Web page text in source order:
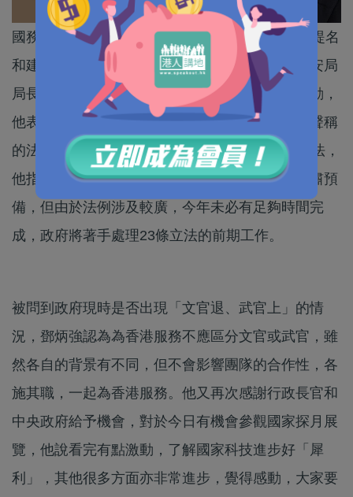
國務院昨（25日）公布，根據行政長官林鄭月娥提名
和建議，國務院已任命警務處處長鄧炳強升任保安局
局長。鄧炳強今日首次以保安局局長身份出席活動，
他表示今年要推進幾項法例修訂，包括涉及酷刑聲稱
的法例、消防修例，至於《基本法》23條本地立法，
他指「香港必須做、要盡快做」，政府會認真嚴肅預
備，但由於法例涉及較廣，今年未必有足夠時間完
成，政府將著手處理23條立法的前期工作。
被問到政府現時是否出現「文官退、武官上」的情
況，鄧炳強認為為香港服務不應區分文官或武官，雖
然各自的背景有不同，但不會影響團隊的合作性，各
施其職，一起為香港服務。他又再次感謝行政長官和
中央政府給予機會，對於今日有機會參觀國家探月展
覽，他說看完有點激動，了解國家科技進步好「犀
利」，其他很多方面亦非常進步，覺得感動，大家要